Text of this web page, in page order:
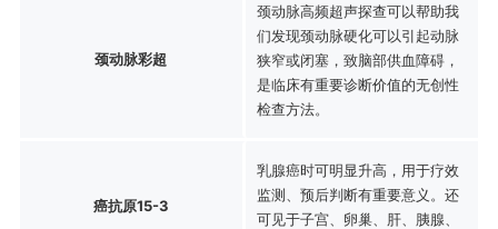
颈动脉彩超
颈动脉高频超声探查可以帮助我
们发现颈动脉硬化可以引起动脉
狭窄或闭塞，致脑部供血障碍，
是临床有重要诊断价值的无创性
检查方法。
癌抗原15-3
乳腺癌时可明显升高，用于疗效
监测、预后判断有重要意义。还
可见于子宫、卵巢、肝、胰腺、